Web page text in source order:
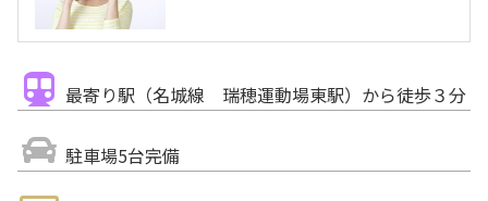
最寄り駅（名城線 瑞穂運動場東駅）から徒歩３分
駐車場5台完備